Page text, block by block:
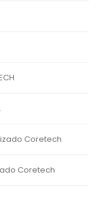
Coretech
Coretech